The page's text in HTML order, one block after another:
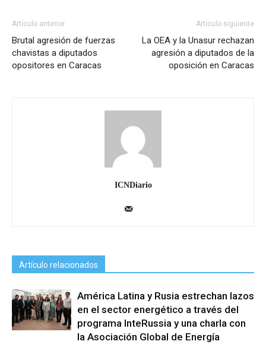
Artículo anterior
Brutal agresión de fuerzas
chavistas a diputados
opositores en Caracas
Artículo siguiente
La OEA y la Unasur rechazan
agresión a diputados de la
oposición en Caracas
ICNDiario
Artículo relacionados
América Latina y Rusia estrechan lazos
en el sector energético a través del
programa InteRussia y una charla con
la Asociación Global de Energía